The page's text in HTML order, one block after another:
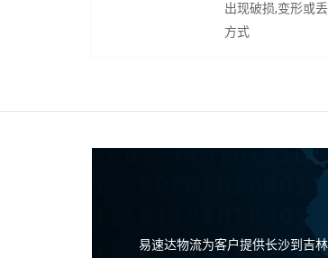
出现破损,变形或
方式
易速达物流为客户提供长沙到吉